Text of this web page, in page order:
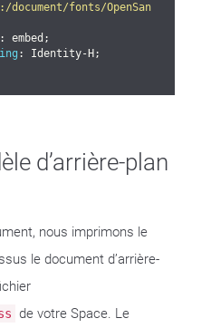
document/fonts/OpenSan
: embed;
: Identity-H;
d’arrière-plan
nous imprimons le
le document d’arrière-
de votre Space. Le